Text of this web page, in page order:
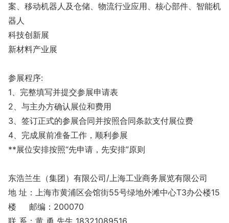
案、移动机器人及仓储、物流行业应用、核心部件、智能机
器人
科技创新展
新材料产业展
参展程序:
1、完整填写并提交参展申请表
2、与主办方确认展位和费用
3、签订正式的参展合同并按照合同条款支付展位费
4、完成展前准备工作，顺利参展
**展位安排按照“先申请，先安排”原则
东浩兰生（集团）有限公司/上海工业商务展览有限公司
地 址：上海市黄浦区会馆街55号绿地外滩中心T3办公楼15
楼 邮编：200070
联 系：黄 勇 先生 18321089516